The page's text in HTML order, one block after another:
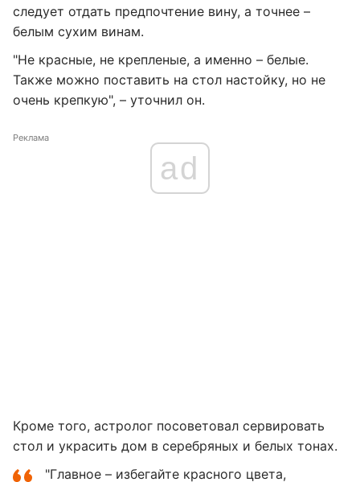
следует отдать предпочтение вину, а точнее –
белым сухим винам.
"Не красные, не крепленые, а именно – белые.
Также можно поставить на стол настойку, но не
очень крепкую", – уточнил он.
Реклама
ad
Кроме того, астролог посоветовал сервировать
стол и украсить дом в серебряных и белых тонах.
"Главное – избегайте красного цвета,